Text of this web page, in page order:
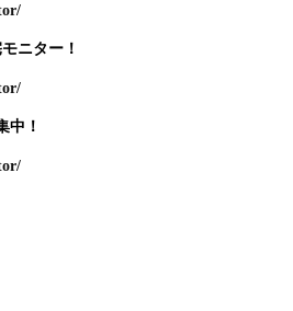
ニター！
中！